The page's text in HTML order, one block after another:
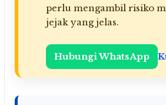
perlu mengambil risiko
jejak yang jelas.
Hubungi WhatsApp